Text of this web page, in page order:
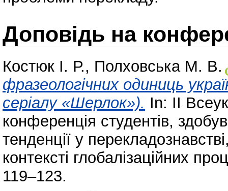
Доповідь на
Костюк І. Р., Полховська М. В.
фразеологічних одиниць
серіалу «Шерлок»). In: II
конференція студентів,
тенденції у
контексті глобалізаційних
119–123.